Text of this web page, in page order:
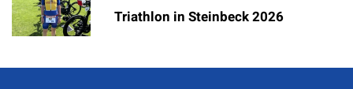
Triathlon in Steinbeck 2026